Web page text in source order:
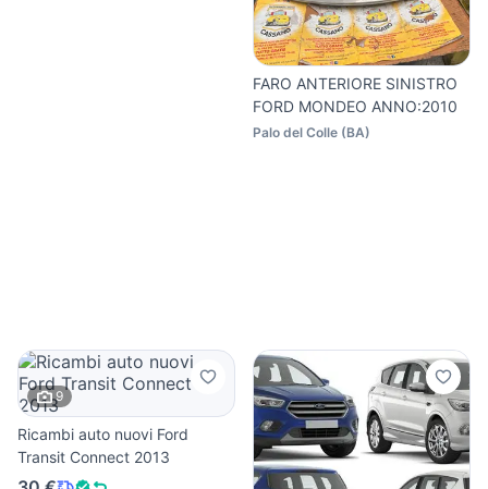
FARO ANTERIORE SINISTRO
FORD MONDEO ANNO:2010
Palo del Colle (BA)
9
Ricambi auto nuovi Ford
Transit Connect 2013